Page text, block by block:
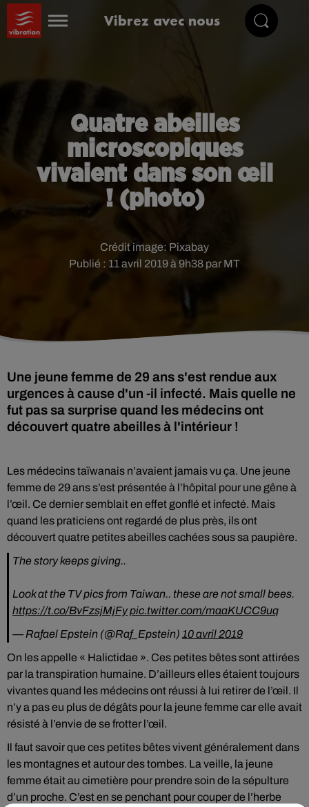
Vibrez avec nous
Quatre abeilles
microscopiques
vivaient dans son œil
! (photo)
Publié : 11 avril 2019 à 9h38 par MT
Crédit image: Pixabay
Une jeune femme de 29 ans s'est rendue aux
urgences à cause d'un -il infecté. Mais quelle ne
fut pas sa surprise quand les médecins ont
découvert quatre abeilles à l'intérieur !
Les médecins taïwanais n’avaient jamais vu ça. Une jeune
femme de 29 ans s’est présentée à l’hôpital pour une gêne à
l’œil. Ce dernier semblait en effet gonflé et infecté. Mais
quand les praticiens ont regardé de plus près, ils ont
découvert quatre petites abeilles cachées sous sa paupière.
The story keeps giving..
Look at the TV pics from Taiwan.. these are not small bees.
https://t.co/BvFzsjMjFypic.twitter.com/maaKUCC9uq
— Rafael Epstein (@Raf_Epstein) 10 avril 2019
On les appelle « Halictidae ». Ces petites bêtes sont attirées
par la transpiration humaine. D’ailleurs elles étaient toujours
vivantes quand les médecins ont réussi à lui retirer de l’œil. Il
n’y a pas eu plus de dégâts pour la jeune femme car elle avait
résisté à l’envie de se frotter l’œil.
Il faut savoir que ces petites bêtes vivent généralement dans
les montagnes et autour des tombes. La veille, la jeune
femme était au cimetière pour prendre soin de la sépulture
d’un proche. C’est en se penchant pour couper de l’herbe